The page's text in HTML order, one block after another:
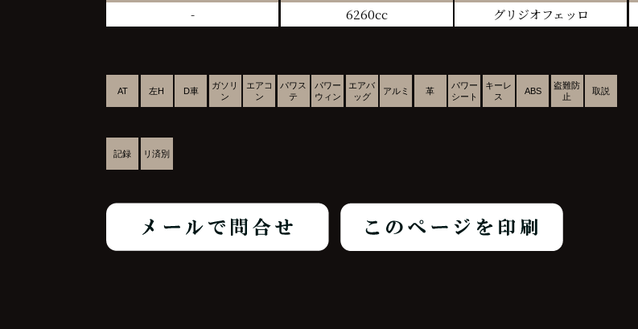
-
6260cc
グリジオフェッロ
AT 左H D車
ガソリ
ン
エアコ
ン
パワス
テ
パワー
ウィン
エアバ
ッグ
アルミ 革
パワー
シート
キーレ
ス
ABS
盗難防
止
取説
記録 リ済別